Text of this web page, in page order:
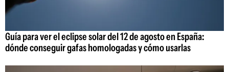
Guía para ver el eclipse solar del 12 de agosto en España:
dónde conseguir gafas homologadas y cómo usarlas